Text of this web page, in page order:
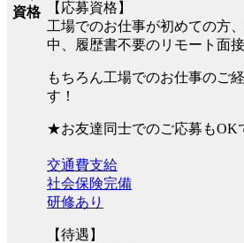
資格
【応募資格】
工場でのお仕事が初めての方
中、履歴書不要のリモート面接
もちろん工場でのお仕事のご
す！
★お友達同士でのご応募もOK
交通費支給
社会保険完備
研修あり
【待遇】